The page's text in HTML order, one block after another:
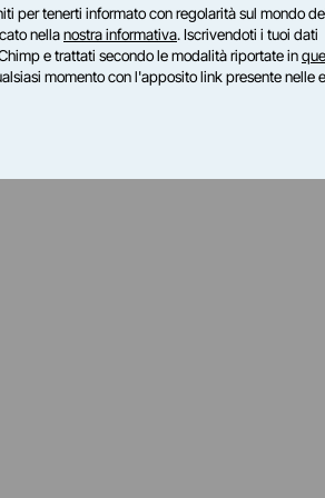
per tenerti informato con regolarità sul mondo
nellanostra informativa. Iscrivendoti i tuoi dati
e trattati secondo le modalità riportate in
momento con l'apposito link presente nelle